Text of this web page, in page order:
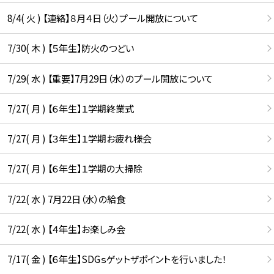
8/4( 火 ) 【連絡】８月４日（火）プール開放について
7/30( 木 ) 【５年生】防火のつどい
7/29( 水 ) 【重要】7月29日（水）のプール開放について
7/27( 月 ) 【６年生】１学期終業式
7/27( 月 ) 【３年生】１学期お疲れ様会
7/27( 月 ) 【６年生】１学期の大掃除
7/22( 水 ) 7月22日（水）の給食
7/22( 水 ) 【４年生】お楽しみ会
7/17( 金 ) 【６年生】SDGｓゲットザポイントを行いました！